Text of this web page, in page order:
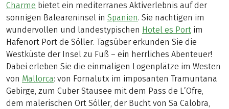
Charme bietet ein mediterranes Aktiverlebnis auf der
sonnigen Baleareninsel in Spanien. Sie nächtigen im
wundervollen und landestypischen Hotel es Port im
Hafenort Port de Sóller. Tagsüber erkunden Sie die
Westküste der Insel zu Fuß – ein herrliches Abenteuer!
Dabei erleben Sie die einmaligen Logenplätze im Westen
von Mallorca: von Fornalutx im imposanten Tramuntana
Gebirge, zum Cuber Stausee mit dem Pass de L’Ofre,
dem malerischen Ort Sóller, der Bucht von Sa Calobra,